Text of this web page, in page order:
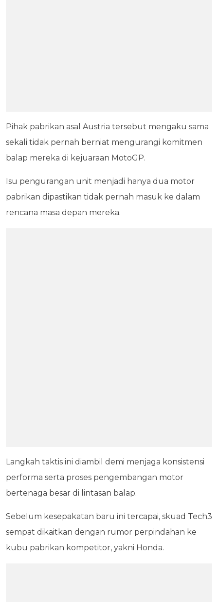
Pihak pabrikan asal Austria tersebut mengaku sama
sekali tidak pernah berniat mengurangi komitmen
balap mereka di kejuaraan MotoGP.
Isu pengurangan unit menjadi hanya dua motor
pabrikan dipastikan tidak pernah masuk ke dalam
rencana masa depan mereka.
Langkah taktis ini diambil demi menjaga konsistensi
performa serta proses pengembangan motor
bertenaga besar di lintasan balap.
Sebelum kesepakatan baru ini tercapai, skuad Tech3
sempat dikaitkan dengan rumor perpindahan ke
kubu pabrikan kompetitor, yakni Honda.